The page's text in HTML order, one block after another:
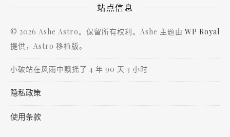
站点信息
© 2026 Ashe Astro。保留所有权利。Ashe 主题由 WP Royal
提供，Astro 移植版。
小破站在风雨中飘摇了 4 年 90 天 3 小时
隐私政策
使用条款